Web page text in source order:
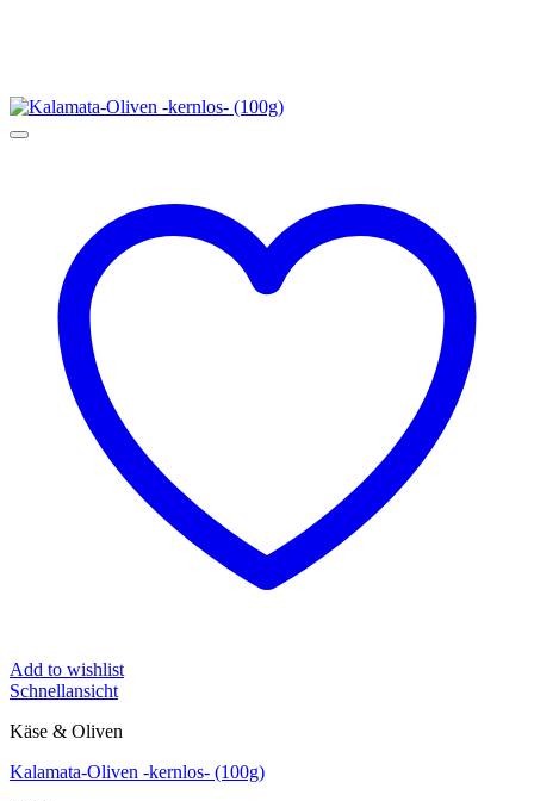
Add to wishlist
Schnellansicht
Käse & Oliven
Kalamata-Oliven -kernlos- (100g)